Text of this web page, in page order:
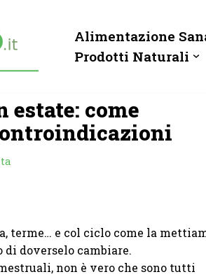
Alimentazione
Prodotti Naturali
come
terme… e col ciclo come la
di doverselo cambiare.
non è vero che sono tutti